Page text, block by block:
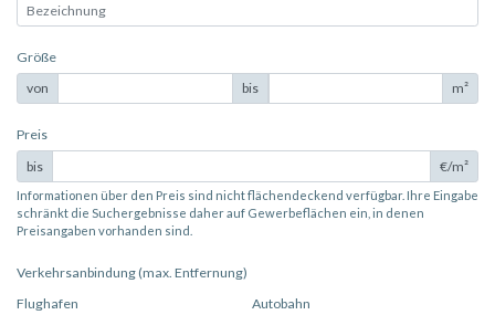
Größe
von
bis m²
Preis
bis
€/m²
Informationen über den Preis sind nicht flächendeckend verfügbar. Ihre Eingabe
schränkt die Suchergebnisse daher auf Gewerbeflächen ein, in denen
Preisangaben vorhanden sind.
Verkehrsanbindung (max. Entfernung)
Flughafen
Autobahn